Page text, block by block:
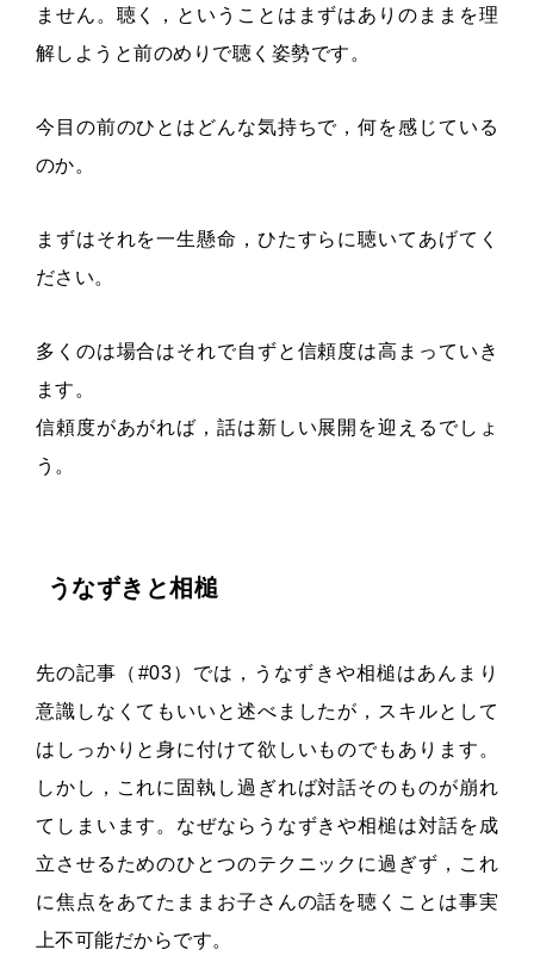
ません。聴く，ということはまずはありのままを理
解しようと前のめりで聴く姿勢です。
今目の前のひとはどんな気持ちで，何を感じている
のか。
まずはそれを一生懸命，ひたすらに聴いてあげてく
ださい。
多くのは場合はそれで自ずと信頼度は高まっていき
ます。
信頼度があがれば，話は新しい展開を迎えるでしょ
う。
うなずきと相槌
先の記事（#03）では，うなずきや相槌はあんまり
意識しなくてもいいと述べましたが，スキルとして
はしっかりと身に付けて欲しいものでもあります。
しかし，これに固執し過ぎれば対話そのものが崩れ
てしまいます。なぜならうなずきや相槌は対話を成
立させるためのひとつのテクニックに過ぎず，これ
に焦点をあてたままお子さんの話を聴くことは事実
上不可能だからです。